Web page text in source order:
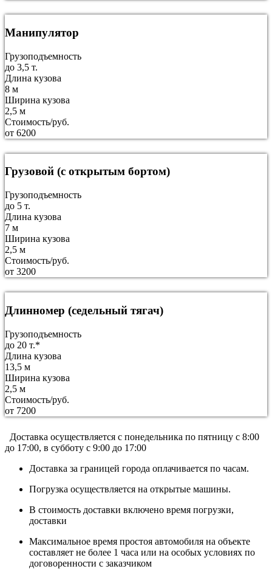
Манипулятор
Грузоподъемность
до 3,5 т.
Длина кузова
8 м
Ширина кузова
2,5 м
Стоимость/руб.
от 6200
Грузовой (с открытым бортом)
Грузоподъемность
до 5 т.
Длина кузова
7 м
Ширина кузова
2,5 м
Стоимость/руб.
от 3200
Длинномер (седельный тягач)
Грузоподъемность
до 20 т.*
Длина кузова
13,5 м
Ширина кузова
2,5 м
Стоимость/руб.
от 7200
Доставка осуществляется c понедельника по пятницу с 8:00
до 17:00, в субботу с 9:00 до 17:00
Доставка за границей города оплачивается по часам.
Погрузка осуществляется на открытые машины.
В стоимость доставки включено время погрузки,
доставки
Максимальное время простоя автомобиля на объекте
составляет не более 1 часа или на особых условиях по
договоренности с заказчиком